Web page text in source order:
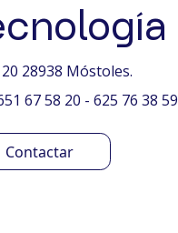
20 28938 Móstoles.
67 58 20 - 625 76 38 59
Contactar